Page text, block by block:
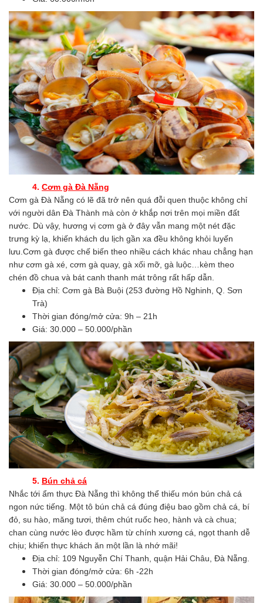
4. Cơm gà Đà Nẵng
Cơm gà Đà Nẵng có lẽ đã trở nên quá đỗi quen thuộc không chỉ
với người dân Đà Thành mà còn ở khắp nơi trên mọi miền đất
nước. Dù vậy, hương vị cơm gà ở đây vẫn mang một nét đặc
trưng kỳ lạ, khiến khách du lịch gần xa đều không khỏi luyến
lưu.Cơm gà được chế biến theo nhiều cách khác nhau chẳng hạn
như cơm gà xé, cơm gà quay, gà xối mỡ, gà luộc…kèm theo
chén đồ chua và bát canh thanh mát trông rất hấp dẫn.
Địa chỉ: Cơm gà Bà Buội (253 đường Hồ Nghinh, Q. Sơn
Trà)
Thời gian đóng/mở cửa: 9h – 21h
Giá: 30.000 – 50.000/phần
5. Bún chả cá
Nhắc tới ẩm thực Đà Nẵng thì không thể thiếu món bún chả cá
ngon nức tiếng. Một tô bún chả cá đúng điệu bao gồm chả cá, bí
đỏ, su hào, măng tươi, thêm chút ruốc heo, hành và cà chua;
chan cùng nước lèo được hầm từ chính xương cá, ngọt thanh dễ
chịu; khiến thực khách ăn một lần là nhớ mãi!
Địa chỉ: 109 Nguyễn Chí Thanh, quận Hải Châu, Đà Nẵng.
Thời gian đóng/mở cửa: 6h -22h
Giá: 30.000 – 50.000/phần